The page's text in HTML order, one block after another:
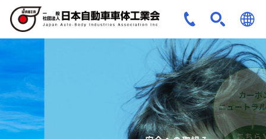
JPN
ENG